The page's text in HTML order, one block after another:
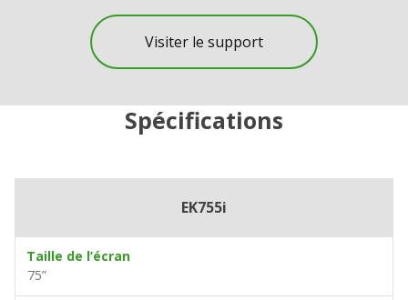
Visiter le support
Spécifications
EK755i
Taille de l’écran
75”